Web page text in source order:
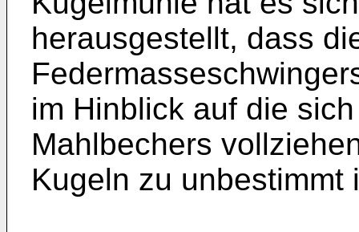
herausgestellt, dass
im Hinblick auf die
Mahlbechers
Kugeln zu unbestimmt